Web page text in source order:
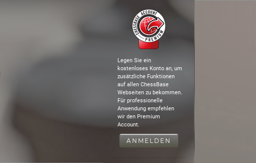
Legen Sie ein
kostenloses Konto an, um
zusätzliche Funktionen
auf allen ChessBase
Webseiten zu bekommen.
Für professionelle
Anwendung empfehlen
wir den Premium
Account.
ANMELDEN